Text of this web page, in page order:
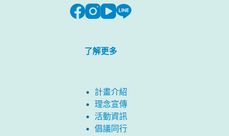
了解更多
計畫介紹
理念宣傳
活動資訊
倡議同行